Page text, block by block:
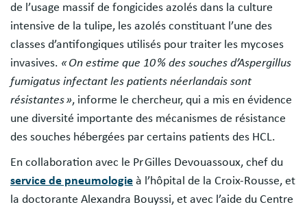
de l’usage massif de fongicides azolés dans la culture
intensive de la tulipe, les azolés constituant l’une des
classes d’antifongiques utilisés pour traiter les mycoses
invasives. « On estime que 10 % des souches d’Aspergillus
fumigatus infectant les patients néerlandais sont
résistantes », informe le chercheur, qui a mis en évidence
une diversité importante des mécanismes de résistance
des souches hébergées par certains patients des HCL.
En collaboration avec le Pr Gilles Devouassoux, chef du
service de pneumologie à l’hôpital de la Croix-Rousse, et
la doctorante Alexandra Bouyssi, et avec l’aide du Centre